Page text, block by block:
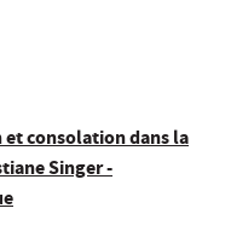
et consolation dans la
Singer -